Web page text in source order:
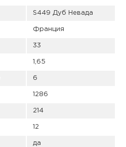
S449 Дуб Невада
Франция
33
1,65
6
1286
214
12
да